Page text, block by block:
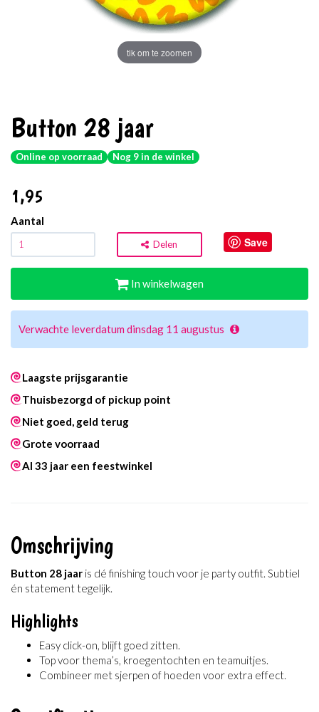
tik om te zoomen
Button 28 jaar
Online op voorraad Nog 9 in de winkel
1,95
Aantal
Delen Save
In winkelwagen
Verwachte leverdatum dinsdag 11 augustus
Laagste prijsgarantie
Thuisbezorgd of pickup point
Niet goed, geld terug
Grote voorraad
Al 33 jaar een feestwinkel
Omschrijving
Button 28 jaar is dé finishing touch voor je party outfit. Subtiel
én statement tegelijk.
Highlights
Easy click-on, blijft goed zitten.
Top voor thema’s, kroegentochten en teamuitjes.
Combineer met sjerpen of hoeden voor extra effect.